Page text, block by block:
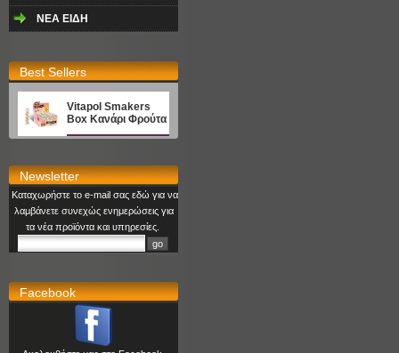
NEA EΙΔΗ
Best Sellers
Vitapol Smakers
Box Κανάρι Φρούτα
Newsletter
Καταχωρήστε το e-mail σας εδώ για να
λαμβάνετε συνεχώς ενημερώσεις για
τα νέα προϊόντα και υπηρεσίες.
Facebook